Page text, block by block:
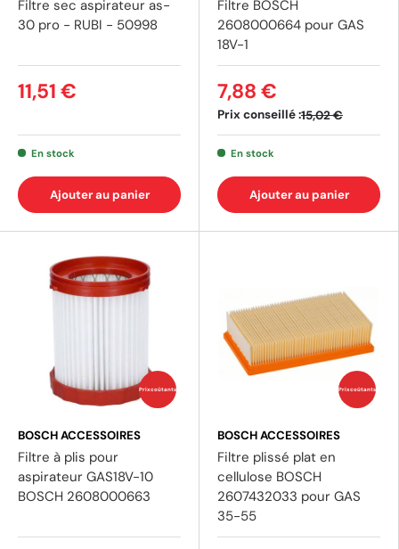
Filtre sec aspirateur as-
30 pro - RUBI - 50998
11,51 €
En stock
Ajouter au panier
Filtre BOSCH
2608000664 pour GAS
18V-1
Prix conseillé :15,02 €
7,88 €
En stock
Ajouter au panier
Prix coûtants
BOSCH ACCESSOIRES
Filtre à plis pour
aspirateur GAS18V-10
BOSCH 2608000663
Prix coûtants
BOSCH ACCESSOIRES
Filtre plissé plat en
cellulose BOSCH
2607432033 pour GAS
35-55